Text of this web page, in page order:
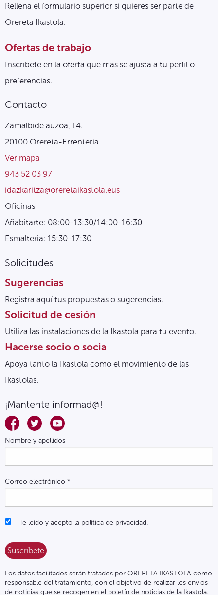
Rellena el formulario superior si quieres ser parte de
Orereta Ikastola.
Ofertas de trabajo
Inscríbete en la oferta que más se ajusta a tu perfil o
preferencias.
Contacto
Zamalbide auzoa, 14.
20100 Orereta-Errenteria
Ver mapa
943 52 03 97
idazkaritza@oreretaikastola.eus
Oficinas
Añabitarte: 08:00-13:30/14:00-16:30
Esmalteria: 15:30-17:30
Solicitudes
Sugerencias
Registra aquí tus propuestas o sugerencias.
Solicitud de cesión
Utiliza las instalaciones de la Ikastola para tu evento.
Hacerse socio o socia
Apoya tanto la Ikastola como el movimiento de las
Ikastolas.
¡Mantente informad@!
Nombre y apellidos
Correo electrónico *
He leído y acepto la política de privacidad.
Los datos facilitados serán tratados por ORERETA IKASTOLA como
responsable del tratamiento, con el objetivo de realizar los envíos
de noticias que se recogen en el boletín de noticias de la Ikastola.